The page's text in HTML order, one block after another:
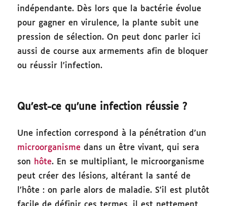
indépendante. Dès lors que la bactérie évolue
pour gagner en virulence, la plante subit une
pression de sélection. On peut donc parler ici
aussi de course aux armements afin de bloquer
ou réussir l’infection.
Qu’est-ce qu’une infection réussie ?
Une infection correspond à la pénétration d’un
microorganisme dans un être vivant, qui sera
son hôte. En se multipliant, le microorganisme
peut créer des lésions, altérant la santé de
l’hôte : on parle alors de maladie. S’il est plutôt